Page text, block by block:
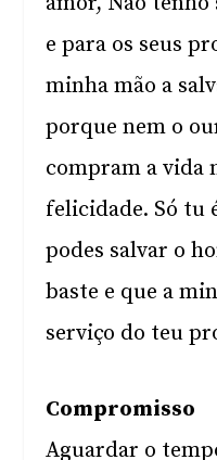
e para os seus
minha mão a
porque nem o
compram a vida
felicidade. Só tu
podes salvar o
baste e que a
serviço do teu
Compromisso
Aguardar o